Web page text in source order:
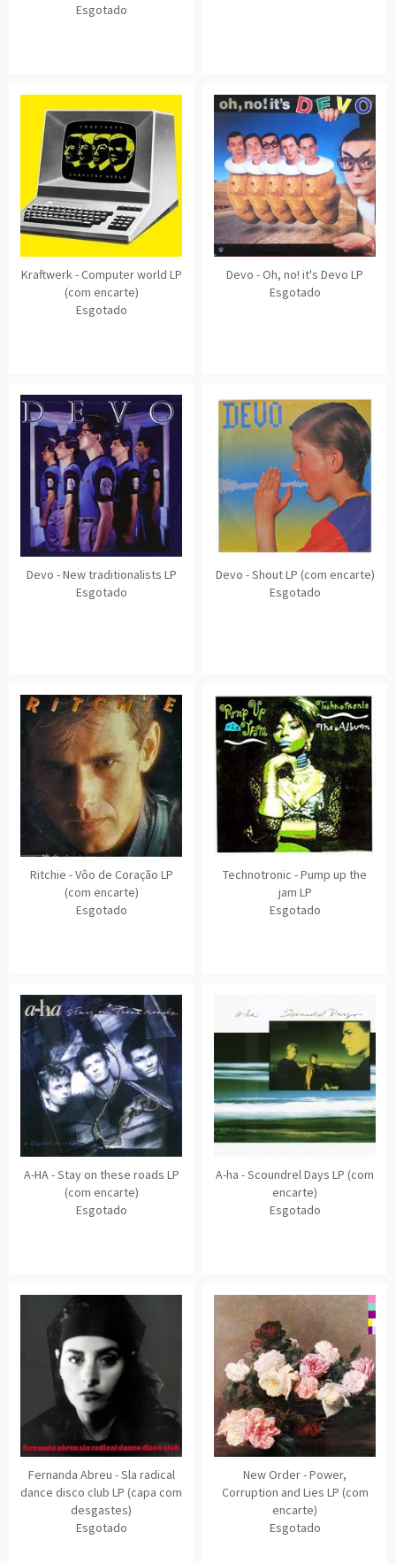
Esgotado
Kraftwerk - Computer world LP
(com encarte)
Esgotado
Devo - Oh, no! it's Devo LP
Esgotado
Devo - New traditionalists LP
Esgotado
Devo - Shout LP (com encarte)
Esgotado
Ritchie - Vôo de Coração LP
(com encarte)
Esgotado
Technotronic - Pump up the
jam LP
Esgotado
A-HA - Stay on these roads LP
(com encarte)
Esgotado
A-ha - Scoundrel Days LP (com
encarte)
Esgotado
Fernanda Abreu - Sla radical
dance disco club LP (capa com
desgastes)
Esgotado
New Order - Power,
Corruption and Lies LP (com
encarte)
Esgotado